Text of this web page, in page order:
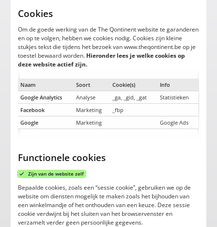
Cookies
Om de goede werking van de The Qontinent website te garanderen
en op te volgen, hebben we cookies nodig. Cookies zijn kleine
stukjes tekst die tijdens het bezoek van www.theqontinent.be op je
toestel bewaard worden. Hieronder lees je welke cookies op
deze website actief zijn.
Naam Soort Cookie(s)
Info
Google Analytics
Analyse _ga, _gid, _gat
Statistieken
Facebook
Marketing
_fbp
Google
Marketing Google Ads
Functionele cookies
Zijn van de website zelf
Bepaalde cookies, zoals een “sessie cookie”, gebruiken we op de
website om diensten mogelijk te maken zoals het bijhouden van
een winkelmandje of het onthouden van een keuze. Deze sessie
cookie verdwijnt bij het sluiten van het browservenster en
verzamelt verder geen persoonlijke gegevens.